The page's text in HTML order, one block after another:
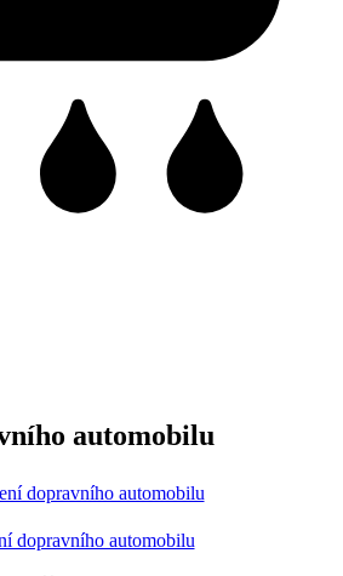
automobilu
dopravního automobilu